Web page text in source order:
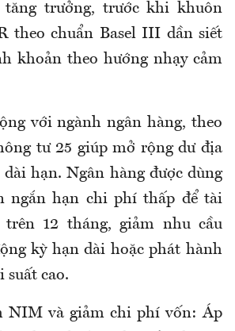
trưởng, trước khi khuôn
theo chuẩn Basel III dần siết
khoản theo hướng nhạy cảm
với ngành ngân hàng, theo
tư 25 giúp mở rộng dư địa
hạn. Ngân hàng được dùng
ngắn hạn chi phí thấp để tài
12 tháng, giảm nhu cầu
kỳ hạn dài hoặc phát hành
suất cao.
NIM và giảm chi phí vốn: Áp